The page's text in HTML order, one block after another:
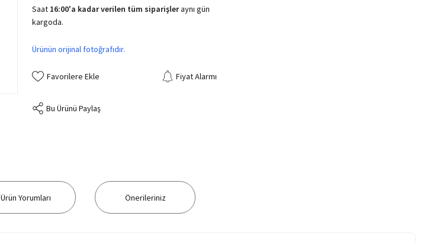
Saat 16:00'a kadar verilen tüm siparişleraynı gün
kargoda.
Ürünün orijinal fotoğrafıdır.
Fiyat Alarmı
Bu Ürünü Paylaş
Ürün Yorumları Önerileriniz